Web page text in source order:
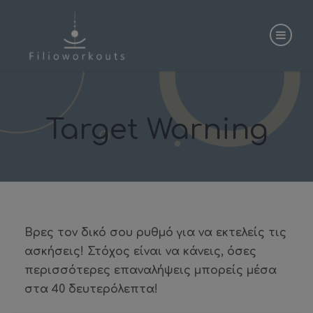
Target Warning
Βρες τον δικό σου ρυθμό για να εκτελείς τις
ασκήσεις! Στόχος είναι να κάνεις, όσες
περισσότερες επαναλήψεις μπορείς μέσα
στα 40 δευτερόλεπτα!